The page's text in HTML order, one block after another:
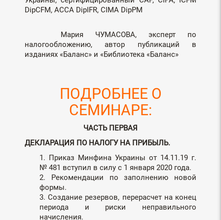
DipCFM, АССА DipIFR, CIMA DipРM
Мария ЧУМАСОВА, эксперт по
налогообложению, автор публикаций в
изданиях «Баланс» и «Библиотека «Баланс»
ПОДРОБНЕЕ О
СЕМИНАРЕ:
ЧАСТЬ ПЕРВАЯ
ДЕКЛАРАЦИЯ ПО НАЛОГУ НА ПРИБЫЛЬ.
1. Приказ Минфина Украины от 14.11.19 г.
№ 481 вступил в силу с 1 января 2020 года.
2. Рекомендации по заполнению новой
формы.
3. Создание резервов, перерасчет на конец
периода и риски неправильного
начисления.